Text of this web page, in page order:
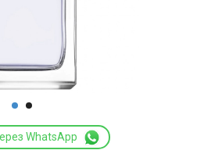
WhatsApp